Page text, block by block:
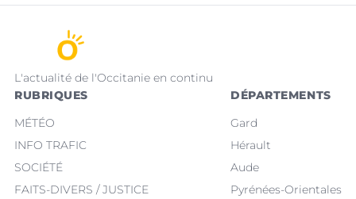
L'actualité de l'Occitanie en continu
RUBRIQUES
MÉTÉO
INFO TRAFIC
SOCIÉTÉ
FAITS-DIVERS / JUSTICE
DÉPARTEMENTS
Gard
Hérault
Aude
Pyrénées-Orientales